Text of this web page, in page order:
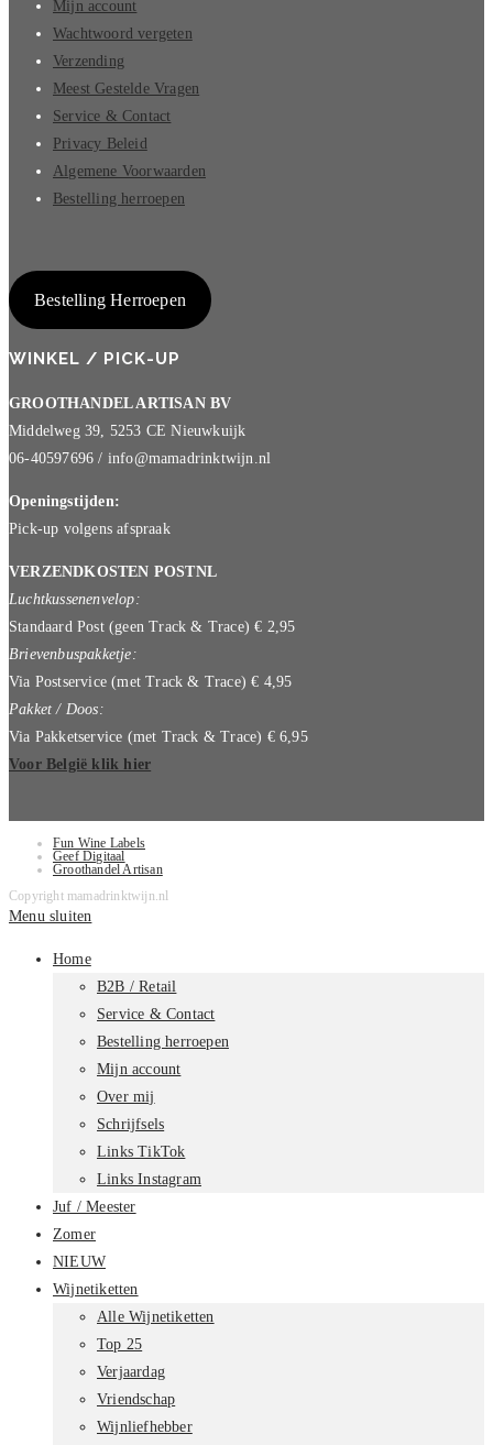
Mijn account
Wachtwoord vergeten
Verzending
Meest Gestelde Vragen
Service & Contact
Privacy Beleid
Algemene Voorwaarden
Bestelling herroepen
Bestelling Herroepen
WINKEL / PICK-UP
GROOTHANDEL ARTISAN BV
Middelweg 39, 5253 CE Nieuwkuijk
06-40597696 / info@mamadrinktwijn.nl
Openingstijden:
Pick-up volgens afspraak
VERZENDKOSTEN POSTNL
Luchtkussenenvelop:
Standaard Post (geen Track & Trace) € 2,95
Brievenbuspakketje:
Via Postservice (met Track & Trace) € 4,95
Pakket / Doos:
Via Pakketservice (met Track & Trace) € 6,95
Voor België klik hier
Fun Wine Labels
Geef Digitaal
Groothandel Artisan
Copyright mamadrinktwijn.nl
Menu sluiten
Home
B2B / Retail
Service & Contact
Bestelling herroepen
Mijn account
Over mij
Schrijfsels
Links TikTok
Links Instagram
Juf / Meester
Zomer
NIEUW
Wijnetiketten
Alle Wijnetiketten
Top 25
Verjaardag
Vriendschap
Wijnliefhebber